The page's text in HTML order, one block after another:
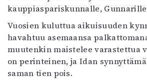
6/2025
5/2025 saame
5/2025
Lehtiarkisto
Info
kauppiaspariskunnalle,
Vuosien kuluttua aikuisuuden
havahtuu asemaansa
muutenkin maistelee varastettua
on perinteinen, ja Idan
saman tien pois.